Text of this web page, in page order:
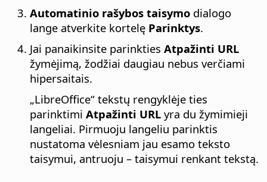
Automatinio rašybos taisymo dialogo
lange atverkite kortelę Parinktys.
Jai panaikinsite parinkties Atpažinti URL
žymėjimą, žodžiai daugiau nebus verčiami
hipersaitais.
„LibreOffice“ tekstų rengyklėje ties
parinktimi Atpažinti URL yra du žymimieji
langeliai. Pirmuoju langeliu parinktis
nustatoma vėlesniam jau esamo teksto
taisymui, antruoju – taisymui renkant tekstą.